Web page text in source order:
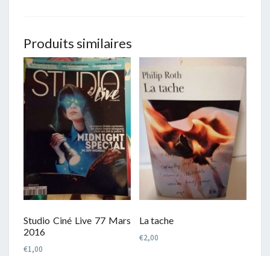
Produits similaires
Studio Ciné Live 77 Mars
2016
€1,00
La tache
€2,00